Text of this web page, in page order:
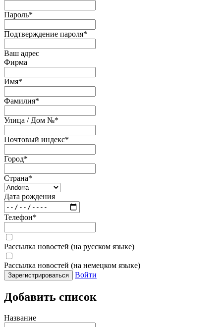
Пароль*
Подтверждение пароля*
Ваш адрес
Фирма
Имя*
Фамилия*
Улица / Дом №*
Почтовый индекс*
Город*
Страна*
Дата рождения
Телефон*
Рассылка новостей (на русском языке)
Рассылка новостей (на немецком языке)
Зарегистрироваться Войти
Добавить список
Название